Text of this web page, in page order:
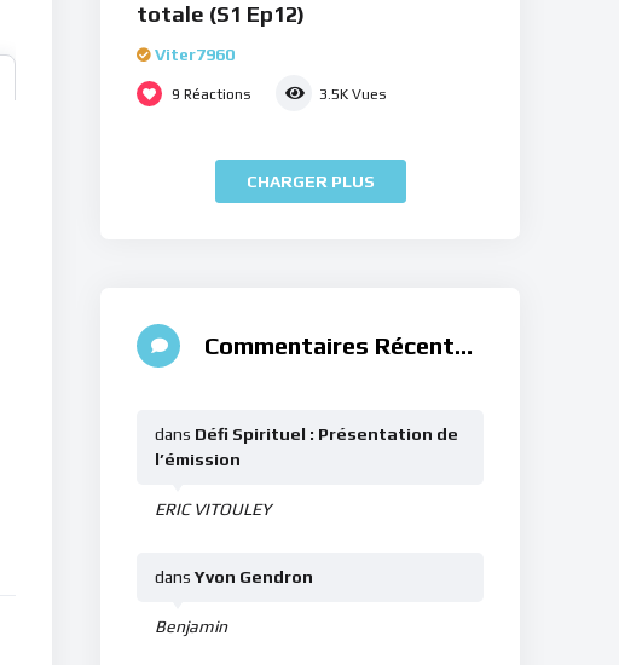
totale (S1 Ep12)
Viter7960
9 Réactions 3.5K Vues
CHARGER PLUS
Commentaires Récents
ERIC VITOULEY
dans Défi Spirituel : Présentation de
l’émission
Benjamin
dansYvon Gendron